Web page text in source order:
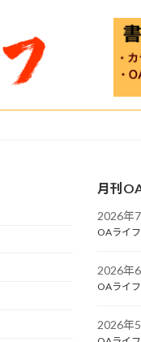
月刊
2026年
OAライ
2026年
OAライ
2026年